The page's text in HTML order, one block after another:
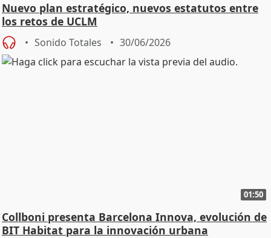
Nuevo plan estratégico, nuevos estatutos entre
los retos de UCLM
Sonido Totales 30/06/2026
01:50
Collboni presenta Barcelona Innova, evolución de
BIT Habitat para la innovación urbana